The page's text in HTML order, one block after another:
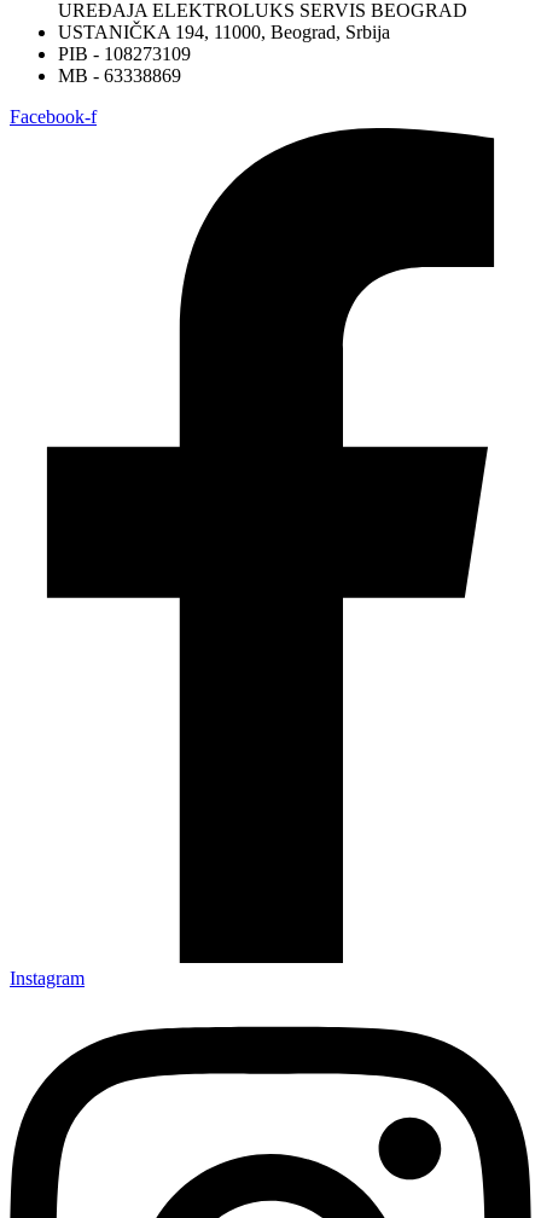
UREĐAJA ELEKTROLUKS SERVIS BEOGRAD
USTANIČKA 194, 11000, Beograd, Srbija
PIB - 108273109
MB - 63338869
Facebook-f
Instagram